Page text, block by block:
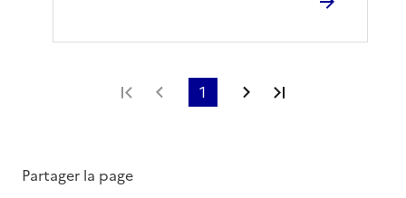
Première page
Page précédente
1 Page suivante
Partager la page